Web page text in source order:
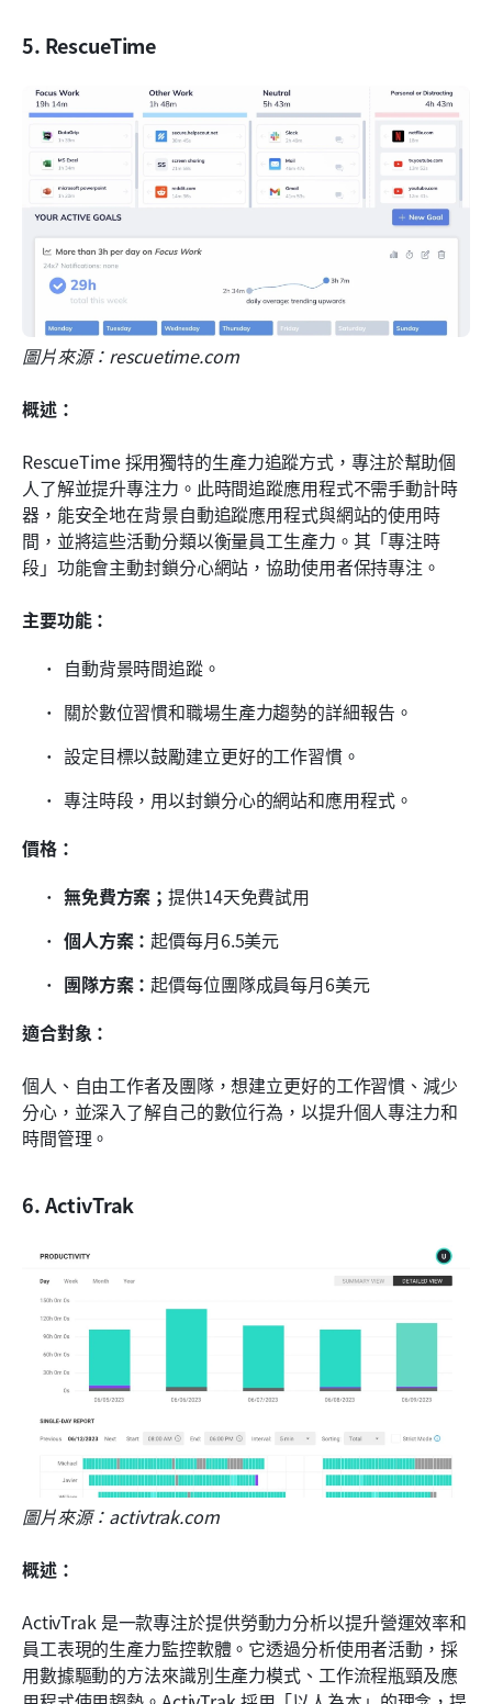
5. RescueTime
圖片來源：rescuetime.com
概述：
RescueTime 採用獨特的生產力追蹤方式，專注於幫助個
人了解並提升專注力。此時間追蹤應用程式不需手動計時
器，能安全地在背景自動追蹤應用程式與網站的使用時
間，並將這些活動分類以衡量員工生產力。其「專注時
段」功能會主動封鎖分心網站，協助使用者保持專注。
主要功能：
自動背景時間追蹤。
關於數位習慣和職場生產力趨勢的詳細報告。
設定目標以鼓勵建立更好的工作習慣。
專注時段，用以封鎖分心的網站和應用程式。
價格：
無免費方案；提供14天免費試用
個人方案：起價每月6.5美元
團隊方案：起價每位團隊成員每月6美元
適合對象：
個人、自由工作者及團隊，想建立更好的工作習慣、減少
分心，並深入了解自己的數位行為，以提升個人專注力和
時間管理。
6. ActivTrak
圖片來源：activtrak.com
概述：
ActivTrak 是一款專注於提供勞動力分析以提升營運效率和
員工表現的生產力監控軟體。它透過分析使用者活動，採
用數據驅動的方法來識別生產力模式、工作流程瓶頸及應